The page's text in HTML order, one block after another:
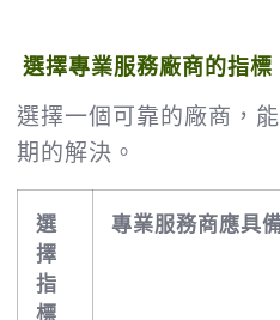
選擇專業服務廠商的指標
選擇一個可靠的廠商，
期的解決。
選
擇
指
標
專業服務商應具